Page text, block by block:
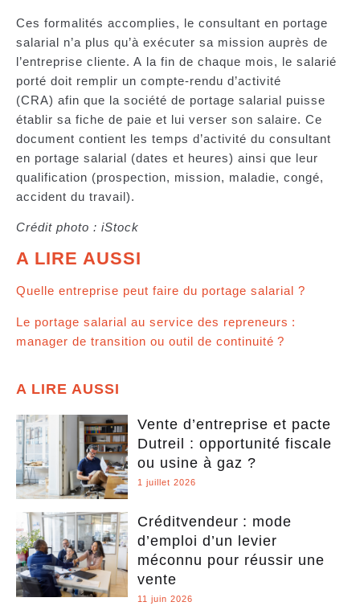
Ces formalités accomplies, le consultant en portage
salarial n’a plus qu’à exécuter sa mission auprès de
l’entreprise cliente. A la fin de chaque mois, le salarié
porté doit remplir un compte-rendu d’activité
(CRA) afin que la société de portage salarial puisse
établir sa fiche de paie et lui verser son salaire. Ce
document contient les temps d’activité du consultant
en portage salarial (dates et heures) ainsi que leur
qualification (prospection, mission, maladie, congé,
accident du travail).
Crédit photo : iStock
A LIRE AUSSI
Quelle entreprise peut faire du portage salarial ?
Le portage salarial au service des repreneurs :
manager de transition ou outil de continuité ?
A LIRE AUSSI
Vente d’entreprise et pacte
Dutreil : opportunité fiscale
ou usine à gaz ?
1 juillet 2026
Créditvendeur : mode
d’emploi d’un levier
méconnu pour réussir une
vente
11 juin 2026